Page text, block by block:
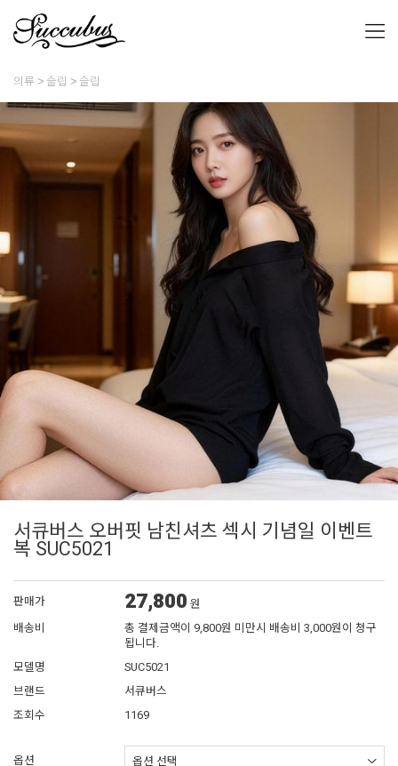
의류 슬립 슬립
서큐버스 오버핏 남친셔츠 섹시 기념일 이벤트
복 SUC5021
판매가 27,800 원
배송비
총 결제금액이 9,800원 미만시 배송비 3,000원이 청구
됩니다.
모델명
SUC5021
브랜드
서큐버스
조회수
1169
옵션